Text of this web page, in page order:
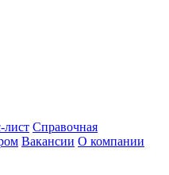
лист Справочная
Вакансии О компании